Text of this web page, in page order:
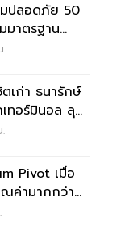
มปลอดภัย 50
มาตรฐาน
.
เก่า ธนารักษ์
อร์มินอล ลุย
Pivot เมื่อ
ค่ามากกว่า